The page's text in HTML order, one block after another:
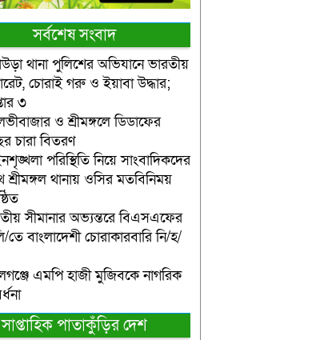
সর্বশেষ সংবাদ
থানা পুলিশের অভিযানে ভারতীয়
চোরাই গরু ও ইয়াবা উদ্ধার;
৩
ও শ্রীমঙ্গলে ডিডাফের
চারা বিতরণ
পরিস্থিতি নিয়ে সাংবাদিকদের
শ্রীমঙ্গল থানায় ওসির মতবিনিময়
সীমানার অভ্যন্তরে বিএসএফের
তে বাংলাদেশী চোরাকারবারি নি/হ/
এমপি হাজী মুজিবকে নাগরিক
সাপ্তাহিক পাতাকুঁড়ির দেশ